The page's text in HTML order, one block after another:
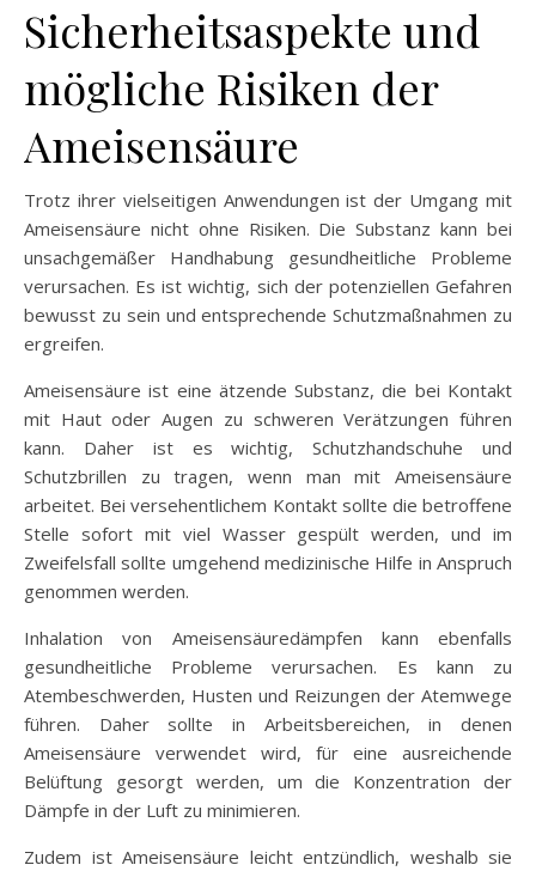
Sicherheitsaspekte und
mögliche Risiken der
Ameisensäure
Trotz ihrer vielseitigen Anwendungen ist der Umgang mit
Ameisensäure nicht ohne Risiken. Die Substanz kann bei
unsachgemäßer Handhabung gesundheitliche Probleme
verursachen. Es ist wichtig, sich der potenziellen Gefahren
bewusst zu sein und entsprechende Schutzmaßnahmen zu
ergreifen.
Ameisensäure ist eine ätzende Substanz, die bei Kontakt
mit Haut oder Augen zu schweren Verätzungen führen
kann. Daher ist es wichtig, Schutzhandschuhe und
Schutzbrillen zu tragen, wenn man mit Ameisensäure
arbeitet. Bei versehentlichem Kontakt sollte die betroffene
Stelle sofort mit viel Wasser gespült werden, und im
Zweifelsfall sollte umgehend medizinische Hilfe in Anspruch
genommen werden.
Inhalation von Ameisensäuredämpfen kann ebenfalls
gesundheitliche Probleme verursachen. Es kann zu
Atembeschwerden, Husten und Reizungen der Atemwege
führen. Daher sollte in Arbeitsbereichen, in denen
Ameisensäure verwendet wird, für eine ausreichende
Belüftung gesorgt werden, um die Konzentration der
Dämpfe in der Luft zu minimieren.
Zudem ist Ameisensäure leicht entzündlich, weshalb sie